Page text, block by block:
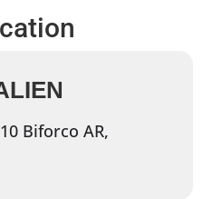
Biforco AR,